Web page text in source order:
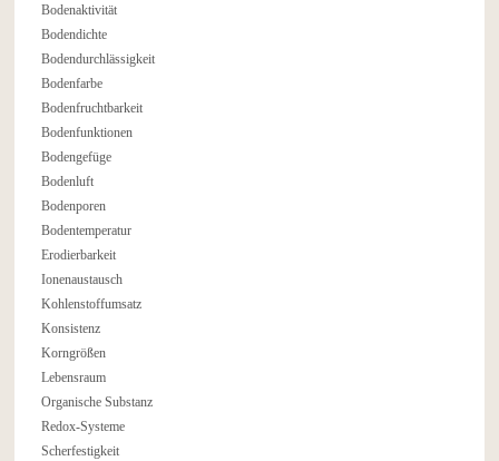
Bodenaktivität
Bodendichte
Bodendurchlässigkeit
Bodenfarbe
Bodenfruchtbarkeit
Bodenfunktionen
Bodengefüge
Bodenluft
Bodenporen
Bodentemperatur
Erodierbarkeit
Ionenaustausch
Kohlenstoffumsatz
Konsistenz
Korngrößen
Lebensraum
Organische Substanz
Redox-Systeme
Scherfestigkeit